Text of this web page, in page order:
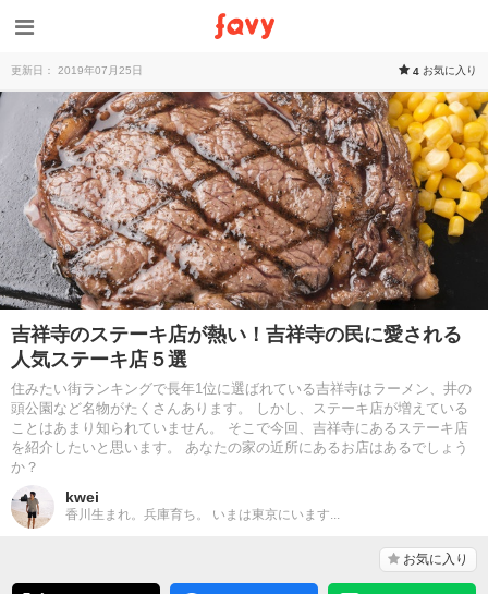
更新日： 2019年07月25日 4 お気に入り
吉祥寺のステーキ店が熱い！吉祥寺の民に愛される
人気ステーキ店５選
住みたい街ランキングで長年1位に選ばれている吉祥寺はラーメン、井の
頭公園など名物がたくさんあります。 しかし、ステーキ店が増えている
ことはあまり知られていません。 そこで今回、吉祥寺にあるステーキ店
を紹介したいと思います。 あなたの家の近所にあるお店はあるでしょう
か？
kwei
香川生まれ。兵庫育ち。 いまは東京にいます...
お気に入り